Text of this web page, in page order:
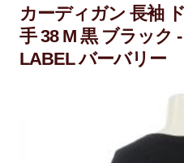
カーディガン 長袖
手 38 M 黒 ブラック
LABEL バーバリー